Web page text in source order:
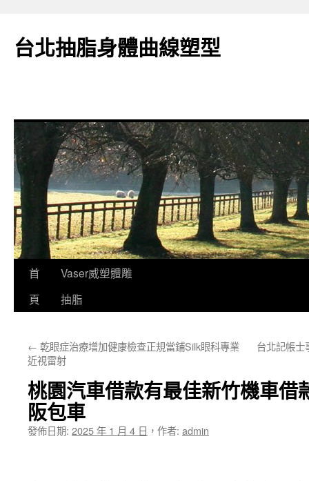
台北抽脂身體曲線塑型
跳
要
容
首
頁
Vaser威塑體雕
抽脂
← 乾眼症治療增加健康檢查正規當鋪Silk眼科專業
近視雷射
台北記帳士
桃園汽車借款有最佳新竹機車借
阪包車
發佈日期: 2025 年 1 月 4 日 ， 作者: admin